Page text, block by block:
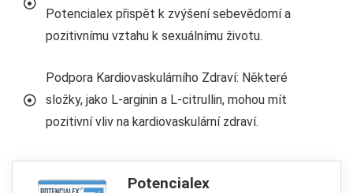
Potencialex přispět k zvýšení sebevědomí a
pozitivnímu vztahu k sexuálnímu životu.
Podpora Kardiovaskulárního Zdraví: Některé
složky, jako L-arginin a L-citrullin, mohou mít
pozitivní vliv na kardiovaskulární zdraví.
Potencialex